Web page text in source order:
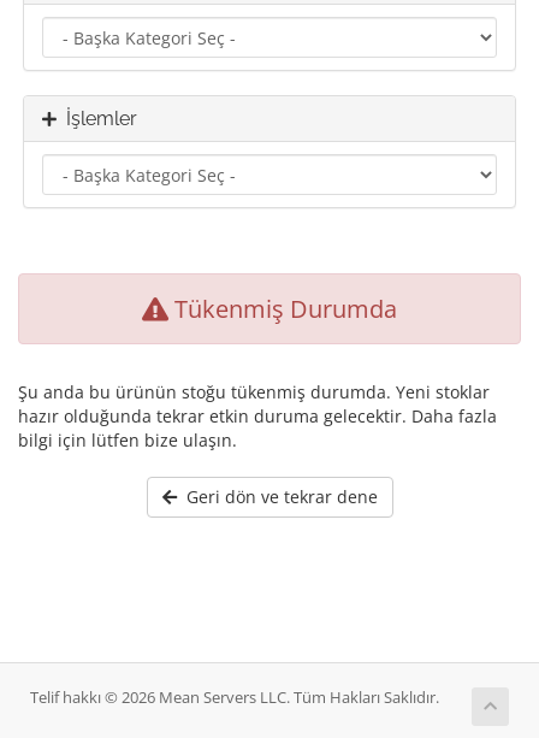
İşlemler
Tükenmiş Durumda
Şu anda bu ürünün stoğu tükenmiş durumda. Yeni stoklar
hazır olduğunda tekrar etkin duruma gelecektir. Daha fazla
bilgi için lütfen bize ulaşın.
Geri dön ve tekrar dene
Telif hakkı © 2026 Mean Servers LLC. Tüm Hakları Saklıdır.